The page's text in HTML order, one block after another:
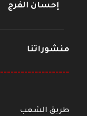
إحسان الفرج
منشوراتنا
--------------------
طريق الشعب